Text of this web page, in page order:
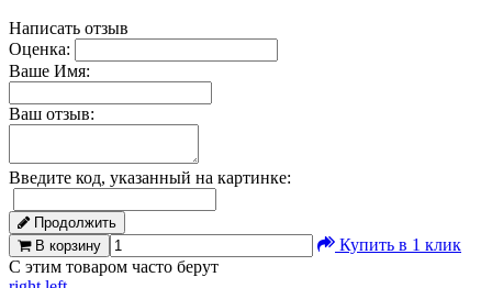
Написать отзыв
Оценка:
Ваше Имя:
Ваш отзыв:
Введите код, указанный на картинке:
Продолжить
В корзину
Купить в 1 клик
С этим товаром часто берут